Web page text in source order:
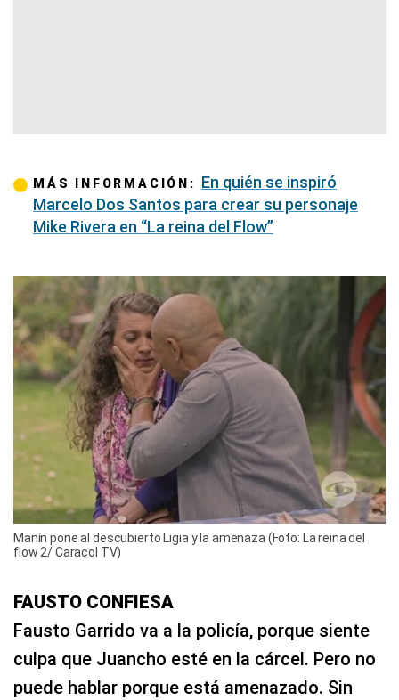
MÁS INFORMACIÓN: En quién se inspiró
Marcelo Dos Santos para crear su personaje
Mike Rivera en “La reina del Flow”
Manín pone al descubierto Ligia y la amenaza (Foto: La reina del
flow 2/ Caracol TV)
FAUSTO CONFIESA
Fausto Garrido va a la policía, porque siente
culpa que Juancho esté en la cárcel. Pero no
puede hablar porque está amenazado. Sin